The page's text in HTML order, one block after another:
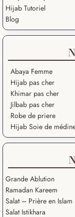
Hijab Tutoriel
Blog
Abaya Femme
Hijab pas cher
Khimar pas cher
Jilbab pas cher
Robe de priere
Hijab Soie de
Grande Ablution
Ramadan Kareem
Salat – Prière en Islam
Salat Istikhara